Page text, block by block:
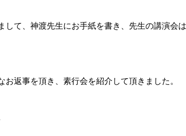
て、神渡先生にお手紙を書き、先生の講演会
返事を頂き、素行会を紹介して頂きました。